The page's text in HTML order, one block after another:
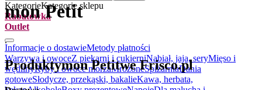
KategorieKategorie sklepu
Rabatówka
Outlet
Informacje o dostawieMetody płatności
Warzywa i owoceZ piekarni i cukierniNabiał, jaja, seryMięso i
wędlinyRyby i owoce morzaMrożoneSpiżarniaDania
gotoweSłodycze, przekąski, bakalieKawa, herbata,
mon Petit
.
Produktymon Petitwe Frisco.pl